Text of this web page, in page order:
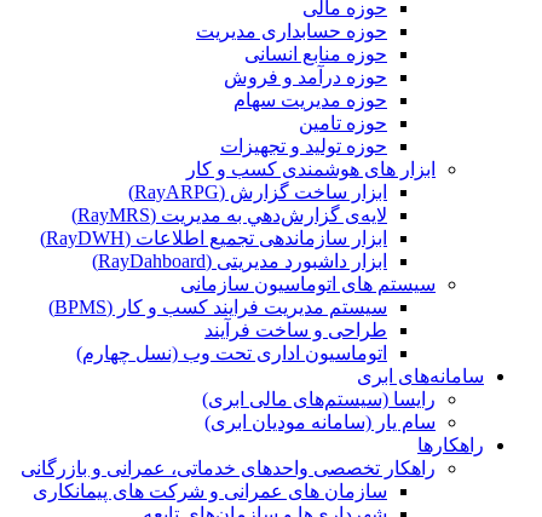
حوزه مالی
حوزه حسابداری مدیریت
حوزه منابع انسانی
حوزه درآمد و فروش
حوزه مدیریت سهام
حوزه تامین
حوزه تولید و تجهیزات
ابزار های هوشمندی کسب و کار
ابزار ساخت گزارش (RayARPG)
لایه‌ی گزارش‌دهي به مديريت (RayMRS)
ابزار سازماندهی تجمیع اطلاعات (RayDWH)
ابزار داشبورد مدیریتی (RayDahboard)
سیستم های اتوماسیون سازمانی
سیستم مدیریت فرایند کسب و کار (BPMS)
طراحی و ساخت فرآیند
اتوماسیون اداری تحت وب (نسل چهارم)
سامانه‌های ابری
رایسا (سیستم‌های مالی ابری)
سام یار (سامانه مودیان ابری)
راهکارها
راهکار تخصصی واحدهای خدماتی، عمرانی و بازرگانی
سازمان های عمرانی و شرکت های پیمانکاری